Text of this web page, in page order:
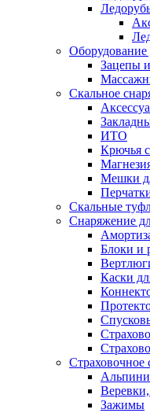
Оборудование
Зацепы
Скальное
ИТО
Крючья
Мешки
Скальные
Снаряжение
Блоки и
Каски
Страховочное
Зажимы